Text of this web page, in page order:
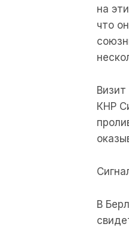
на
что
КНР
В